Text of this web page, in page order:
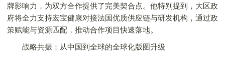
牌影响力，为双方合作提供了完美契合点。他特别提到，大区政
府将全力支持宏宝健康对接法国优质供应链与研发机构，通过政
策赋能与资源匹配，推动合作项目快速落地。
战略共振：从中国到全球的全球化版图升级